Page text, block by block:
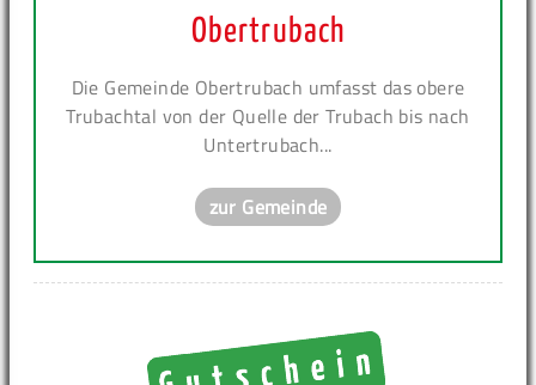
Obertrubach
Die Gemeinde Obertrubach umfasst das obere
Trubachtal von der Quelle der Trubach bis nach
Untertrubach...
zur Gemeinde